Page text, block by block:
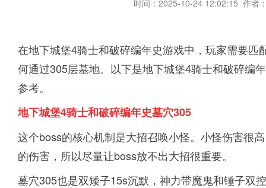
时间：2025-10-24 12:02:15 作者
在地下城堡4骑士和破碎编年史游戏中，玩家需要
何通过305层墓地。以下是地下城堡4骑士和破碎编
参考。
地下城堡4骑士和破碎编年史墓穴305
这个boss的核心机制是大招召唤小怪。小怪伤害很
的伤害，所以尽量让boss放不出大招很重要。
墓穴305也是双矮子15s沉默，神力带魔鬼和锤子双